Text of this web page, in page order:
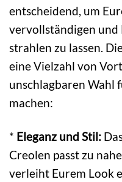
entscheidend, um
vervollständigen und
strahlen zu lassen.
eine Vielzahl von
unschlagbaren Wahl
machen:
* Eleganz und Stil:
Creolen passt zu
verleiht Eurem Look